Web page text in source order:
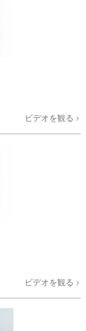
ビデオを観る
ビデオを観る